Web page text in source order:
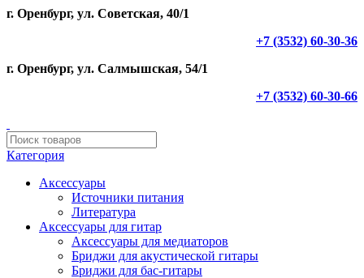
г. Оренбург, ул. Советская, 40/1
+7 (3532) 60-30-36
г. Оренбург, ул. Салмышская, 54/1
+7 (3532) 60-30-66
Категория
Аксессуары
Источники питания
Литература
Аксессуары для гитар
Аксессуары для медиаторов
Бриджи для акустической гитары
Бриджи для бас-гитары